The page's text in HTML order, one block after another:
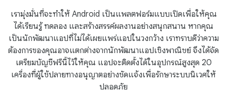
เรามุ่งมั่นที่จะทำให้ Android เป็นแพลตฟอร์มแบบเปิดเพื่อให้คุณ
ได้เรียนรู้ ทดลอง และสร้างสรรค์ผลงานอย่างสนุกสนาน หากคุณ
เป็นนักพัฒนาแอปที่ไม่ได้เผยแพร่แอปในวงกว้าง เราทราบดีว่าความ
ต้องการของคุณอาจแตกต่างจากนักพัฒนาแอปเชิงพาณิชย์ จึงได้จัด
เตรียมบัญชีฟรีนี้ไว้ให้คุณ แอปจะติดตั้งได้ในอุปกรณ์สูงสุด 20
เครื่องที่ผู้ใช้ปลายทางอนุญาตอย่างชัดแจ้งเพื่อรักษาระบบนิเวศให้
ปลอดภัย